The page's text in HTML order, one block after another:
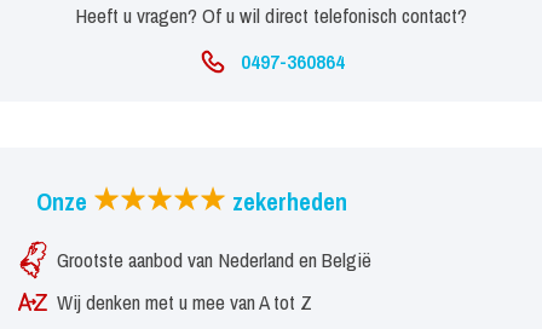
Heeft u vragen? Of u wil direct telefonisch contact?
0497-360864
Onze zekerheden
Grootste aanbod van Nederland en België
Wij denken met u mee van A tot Z